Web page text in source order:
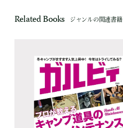
Related Books ジャンルの関連書籍